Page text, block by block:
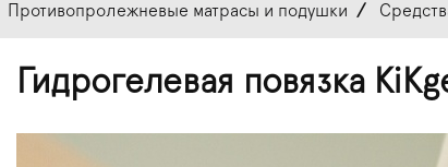
Противопролежневые матрасы и подушки
Гидрогелевая повязка